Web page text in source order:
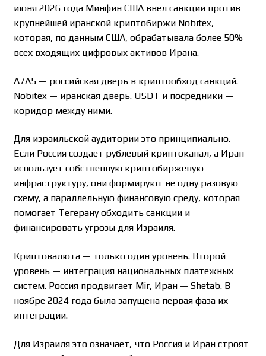
июня 2026 года Минфин США ввел санкции против
крупнейшей иранской криптобиржи Nobitex,
которая, по данным США, обрабатывала более 50%
всех входящих цифровых активов Ирана.
A7A5 — российская дверь в криптообход санкций.
Nobitex — иранская дверь. USDT и посредники —
коридор между ними.
Для израильской аудитории это принципиально.
Если Россия создает рублевый криптоканал, а Иран
использует собственную криптобиржевую
инфраструктуру, они формируют не одну разовую
схему, а параллельную финансовую среду, которая
помогает Тегерану обходить санкции и
финансировать угрозы для Израиля.
Криптовалюта — только один уровень. Второй
уровень — интеграция национальных платежных
систем. Россия продвигает Mir, Иран — Shetab. В
ноябре 2024 года была запущена первая фаза их
интеграции.
Для Израиля это означает, что Россия и Иран строят